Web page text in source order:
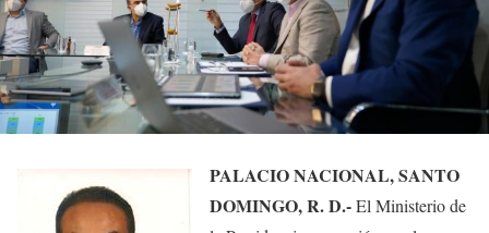
PALACIO NACIONAL, SANTO
DOMINGO, R. D.-El Ministerio de